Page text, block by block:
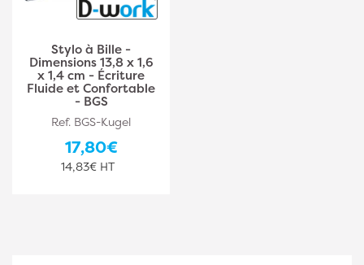
Stylo à Bille -
Dimensions 13,8 x 1,6
x 1,4 cm - Écriture
Fluide et Confortable
- BGS
Ref. BGS-Kugel
17,80€
14,83€ HT